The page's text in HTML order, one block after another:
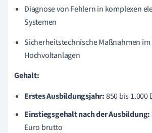
Diagnose von Fehlern in komplexen
Systemen
Sicherheitstechnische Maßnahmen
Hochvoltanlagen
Gehalt:
Erstes Ausbildungsjahr:850 bis 1.000
Einstiegsgehalt nach der Ausbildung:
Euro brutto